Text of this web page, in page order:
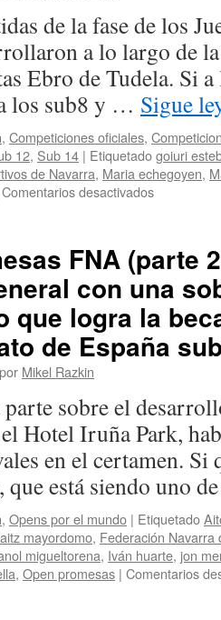
de la fase de los
a lo largo de
Ebro de Tudela. Si a
los sub8 y … Sigue
, Competiciones oficiales,
12, Sub 14 | Etiquetadogoiuri
de Navarra, Maria echegoyen,
Comentarios desactivadosen
los
JJDD
de
Navarra
(parte
2):
Seis
naranjas
más
logran
en
Tudela
el
billete
para
FNA (parte
con una
que logra la
de España
por Mikel Razkin
parte sobre el
Hotel Iruña Park,
en el certamen. Si
que está siendo uno
, Opens por el mundo | Etiquetado
mayordomo, Federación Navarra
migueltorena, Iván huarte, jon
, Open promesas | Comentarios